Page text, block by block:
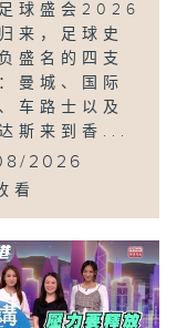
球盛会2026
来，足球史
盛名的四支
曼城、国际
车路士以及
斯来到香...
2026
看